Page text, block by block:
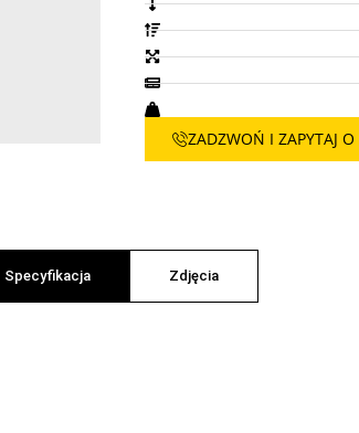
ZADZWOŃ I ZAPYTAJ O
Specyfikacja Zdjęcia